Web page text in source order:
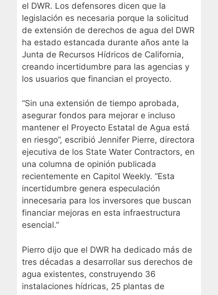
el DWR. Los defensores dicen que la
legislación es necesaria porque la solicitud
de extensión de derechos de agua del DWR
ha estado estancada durante años ante la
Junta de Recursos Hídricos de California,
creando incertidumbre para las agencias y
los usuarios que financian el proyecto.
“Sin una extensión de tiempo aprobada,
asegurar fondos para mejorar e incluso
mantener el Proyecto Estatal de Agua está
en riesgo”, escribió Jennifer Pierre, directora
ejecutiva de los State Water Contractors, en
una columna de opinión publicada
recientemente en Capitol Weekly. “Esta
incertidumbre genera especulación
innecesaria para los inversores que buscan
financiar mejoras en esta infraestructura
esencial.”
Pierro dijo que el DWR ha dedicado más de
tres décadas a desarrollar sus derechos de
agua existentes, construyendo 36
instalaciones hídricas, 25 plantas de